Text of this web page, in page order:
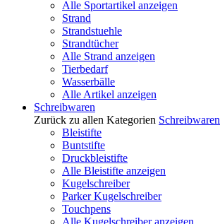
Alle Sportartikel anzeigen
Strand
Strandstuehle
Strandtücher
Alle Strand anzeigen
Tierbedarf
Wasserbälle
Alle Artikel anzeigen
Schreibwaren
Zurück zu allen Kategorien Schreibwaren
Bleistifte
Buntstifte
Druckbleistifte
Alle Bleistifte anzeigen
Kugelschreiber
Parker Kugelschreiber
Touchpens
Alle Kugelschreiber anzeigen